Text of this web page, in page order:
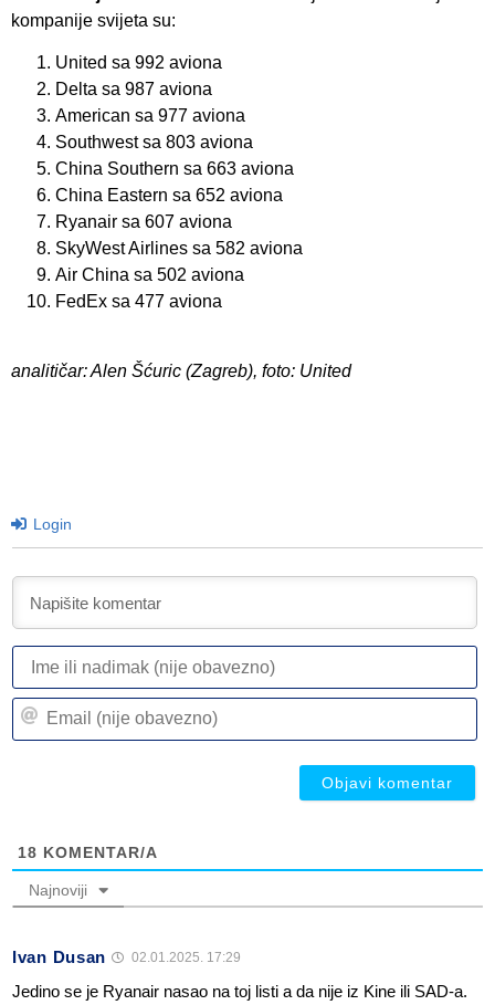
kompanije svijeta su:
United sa 992 aviona
Delta sa 987 aviona
American sa 977 aviona
Southwest sa 803 aviona
China Southern sa 663 aviona
China Eastern sa 652 aviona
Ryanair sa 607 aviona
SkyWest Airlines sa 582 aviona
Air China sa 502 aviona
FedEx sa 477 aviona
analitičar: Alen Šćuric (Zagreb), foto: United
Login
18 KOMENTAR/A
Najnoviji
Ivan Dusan 02.01.2025. 17:29
Jedino se je Ryanair nasao na toj listi a da nije iz Kine ili SAD-a.